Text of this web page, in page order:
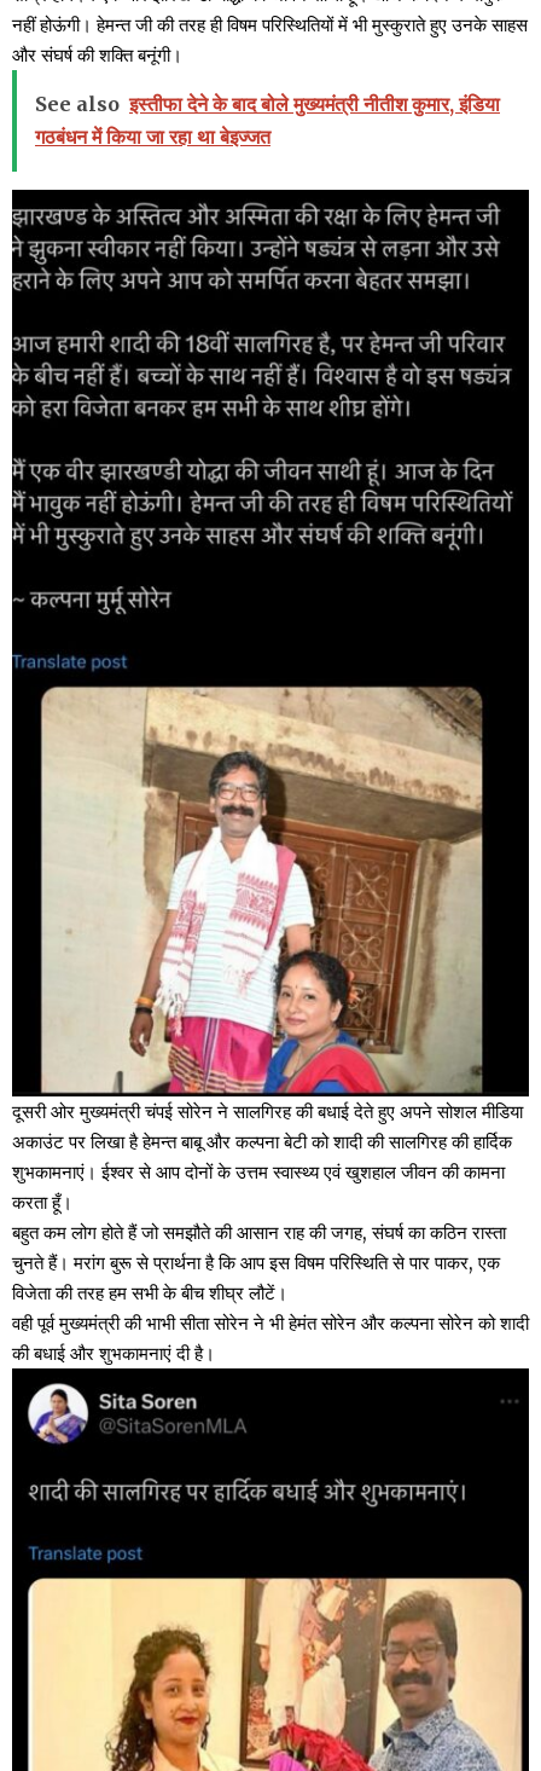
नहीं होऊंगी। हेमन्त जी की तरह ही विषम परिस्थितियों में भी मुस्कुराते हुए उनके साहस
और संघर्ष की शक्ति बनूंगी।
See also इस्तीफा देने के बाद बोले मुख्यमंत्री नीतीश कुमार, इंडिया
गठबंधन में किया जा रहा था बेइज्जत
दूसरी ओर मुख्यमंत्री चंपई सोरेन ने सालगिरह की बधाई देते हुए अपने सोशल मीडिया
अकाउंट पर लिखा है हेमन्त बाबू और कल्पना बेटी को शादी की सालगिरह की हार्दिक
शुभकामनाएं। ईश्वर से आप दोनों के उत्तम स्वास्थ्य एवं खुशहाल जीवन की कामना
करता हूँ।
बहुत कम लोग होते हैं जो समझौते की आसान राह की जगह, संघर्ष का कठिन रास्ता
चुनते हैं। मरांग बुरू से प्रार्थना है कि आप इस विषम परिस्थिति से पार पाकर, एक
विजेता की तरह हम सभी के बीच शीघ्र लौटें।
वही पूर्व मुख्यमंत्री की भाभी सीता सोरेन ने भी हेमंत सोरेन और कल्पना सोरेन को शादी
की बधाई और शुभकामनाएं दी है।